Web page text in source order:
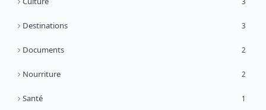
Destinations 3
Documents 2
Nourriture 2
Santé 1